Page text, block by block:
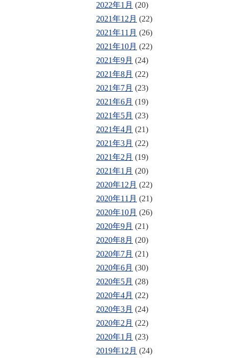
2022年1月 (20)
2021年12月 (22)
2021年11月 (26)
2021年10月 (22)
2021年9月 (24)
2021年8月 (22)
2021年7月 (23)
2021年6月 (19)
2021年5月 (23)
2021年4月 (21)
2021年3月 (22)
2021年2月 (19)
2021年1月 (20)
2020年12月 (22)
2020年11月 (21)
2020年10月 (26)
2020年9月 (21)
2020年8月 (20)
2020年7月 (21)
2020年6月 (30)
2020年5月 (28)
2020年4月 (22)
2020年3月 (24)
2020年2月 (22)
2020年1月 (23)
2019年12月 (24)